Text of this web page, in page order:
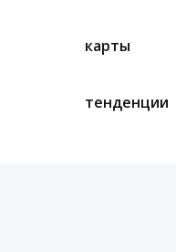
карты
тенденции